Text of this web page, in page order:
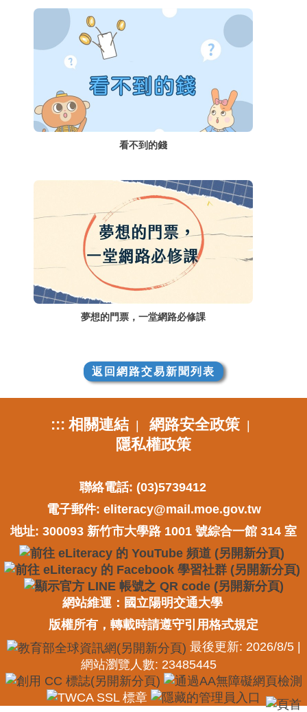
看不到的錢
夢想的門票，一堂網路必修課
返回網路交易新聞列表
::: 相關連結| 網路安全政策|
隱私權政策
聯絡電話: (03)5739412
電子郵件: eliteracy@mail.moe.gov.tw
地址: 300093 新竹市大學路 1001 號綜合一館 314 室
網站維運：國立陽明交通大學
版權所有，轉載時請遵守引用格式規定
最後更新: 2026/8/5 |
網站瀏覽人數: 23485445